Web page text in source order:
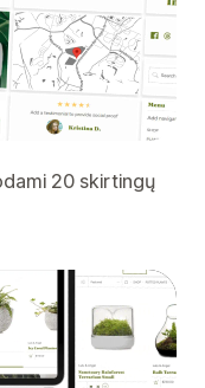
20 skirtingų